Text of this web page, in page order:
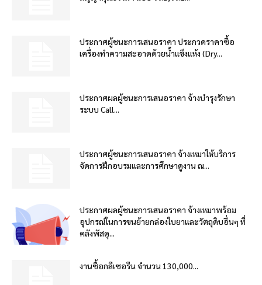
ประกาศผู้ชนะการเสนอราคา ประกวดราคาซื้อ
เครื่องทำความสะอาดด้วยน้ำแข็งแห้ง (Dry...
ประกาศผลผู้ชนะการเสนอราคา จ้างบำรุงรักษา
ระบบ Call...
ประกาศผู้ชนะการเสนอราคา จ้างเหมาให้บริการ
จัดการฝึกอบรมและการศึกษาดูงาน ณ...
ประกาศผลผู้ชนะการเสนอราคา จ้างเหมาพร้อม
อุปกรณ์ในการขนย้ายกล่องใบยาและวัตถุดิบอื่นๆ ที่
คลังพัสดุ...
งานซื้อกลีเซอรีน จำนวน 130,000...